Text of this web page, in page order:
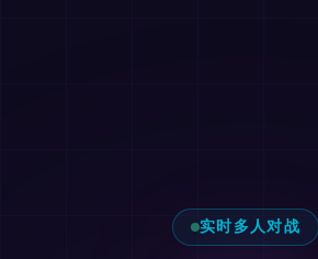
实时多人对战